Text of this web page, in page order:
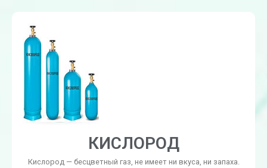
КИСЛОРОД
Кислород — бесцветный газ, не имеет ни вкуса, ни запаха.